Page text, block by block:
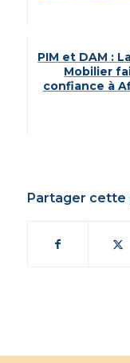
PIM et DAM :
Mobilier
confiance à
Partager cette